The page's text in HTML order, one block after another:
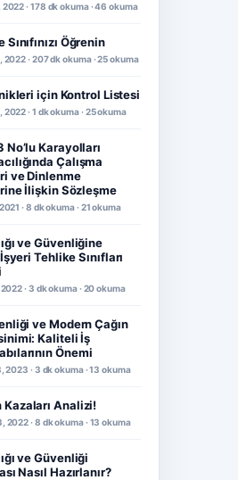
· 178 dk okuma · 46 okuma
Öğrenin
2022 · 207 dk okuma · 25 okuma
için Kontrol Listesi
· 1 dk okuma · 25 okuma
No’lu Karayolları
Çalışma
ve Dinlenme
İlişkin Sözleşme
· 8 dk okuma · 21 okuma
ve Güvenliğine
Tehlike Sınıfları
· 3 dk okuma · 20 okuma
ve Modern Çağın
Kaliteli İş
Önemi
2023 · 3 dk okuma · 13 okuma
Kazaları Analizi!
2022 · 8 dk okuma · 13 okuma
ve Güvenliği
Nasıl Hazırlanır?